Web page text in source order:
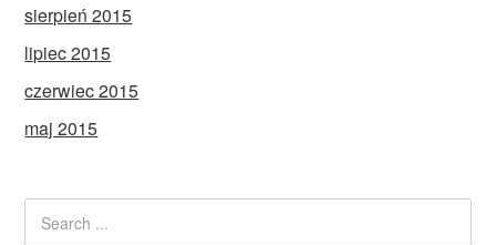
sierpień 2015
lipiec 2015
czerwiec 2015
maj 2015